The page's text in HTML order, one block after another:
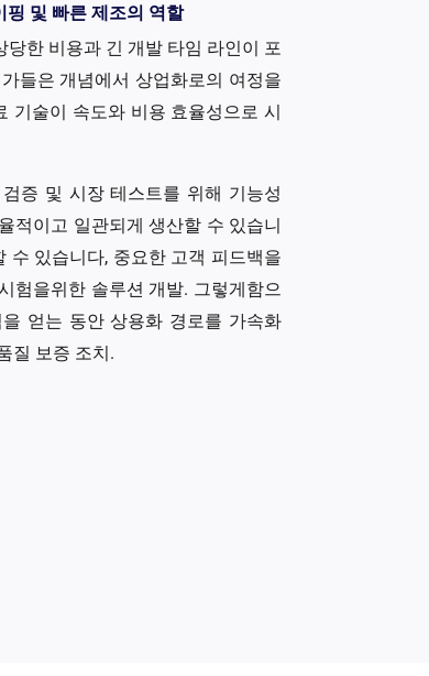
핑 및 빠른 제조의 역할
한 비용과 긴 개발 타임 라인이 포
들은 개념에서 상업화로의 여정을
기술이 속도와 비용 효율성으로 시
증 및 시장 테스트를 위해 기능성
적이고 일관되게 생산할 수 있습니
수 있습니다, 중요한 고객 피드백을
험을위한 솔루션 개발. 그렇게함으
얻는 동안 상용화 경로를 가속화
질 보증 조치.